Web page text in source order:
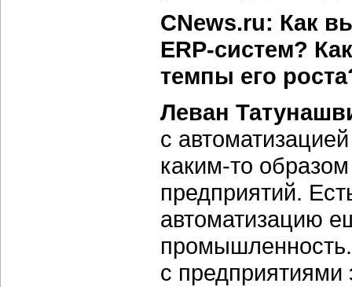
CNews.ru: Как
ERP-систем?
темпы его
Леван
с
каким-то
предприятий.
автоматизацию
с предприятиями